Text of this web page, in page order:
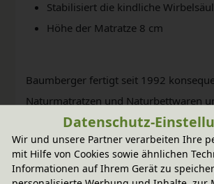
Stabilisiert die kindliche
Höhe der Matratze 8 cm
Baumberger fertigt seit 1992
Naturmatratzen und Naturbettwaren
führenden Marken in diesem
Datenschutz-
Wir und unsere Partner verarbeiten Ihre
mit Hilfe von Cookies sowie ähnlichen
Informationen auf Ihrem Gerät zu